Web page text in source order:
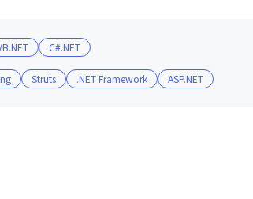
C#.NET
Struts .NET Framework ASP.NET